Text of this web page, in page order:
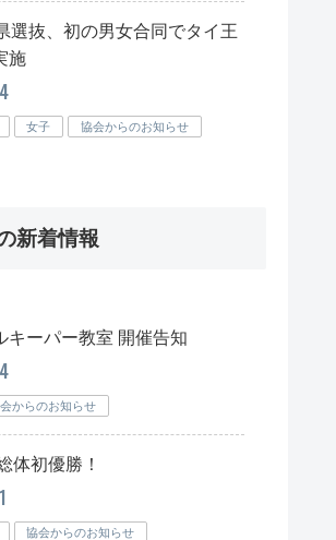
選抜、初の男女合同でタイ王
施
女子 協会からのお知らせ
新着情報
キーパー教室 開催告知
からのお知らせ
体初優勝！
協会からのお知らせ